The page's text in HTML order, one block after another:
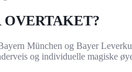
München og Bayer
og individuelle magiske